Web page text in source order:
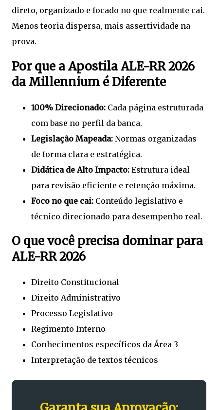
direto, organizado e focado no que realmente cai.
Menos teoria dispersa, mais assertividade na
prova.
Por que a Apostila ALE-RR 2026
da Millennium é Diferente
100% Direcionado: Cada página estruturada
com base no perfil da banca.
Legislação Mapeada: Normas organizadas
de forma clara e estratégica.
Didática de Alto Impacto: Estrutura ideal
para revisão eficiente e retenção máxima.
Foco no que cai: Conteúdo legislativo e
técnico direcionado para desempenho real.
O que você precisa dominar para
ALE-RR 2026
Direito Constitucional
Direito Administrativo
Processo Legislativo
Regimento Interno
Conhecimentos específicos da Área 3
Interpretação de textos técnicos